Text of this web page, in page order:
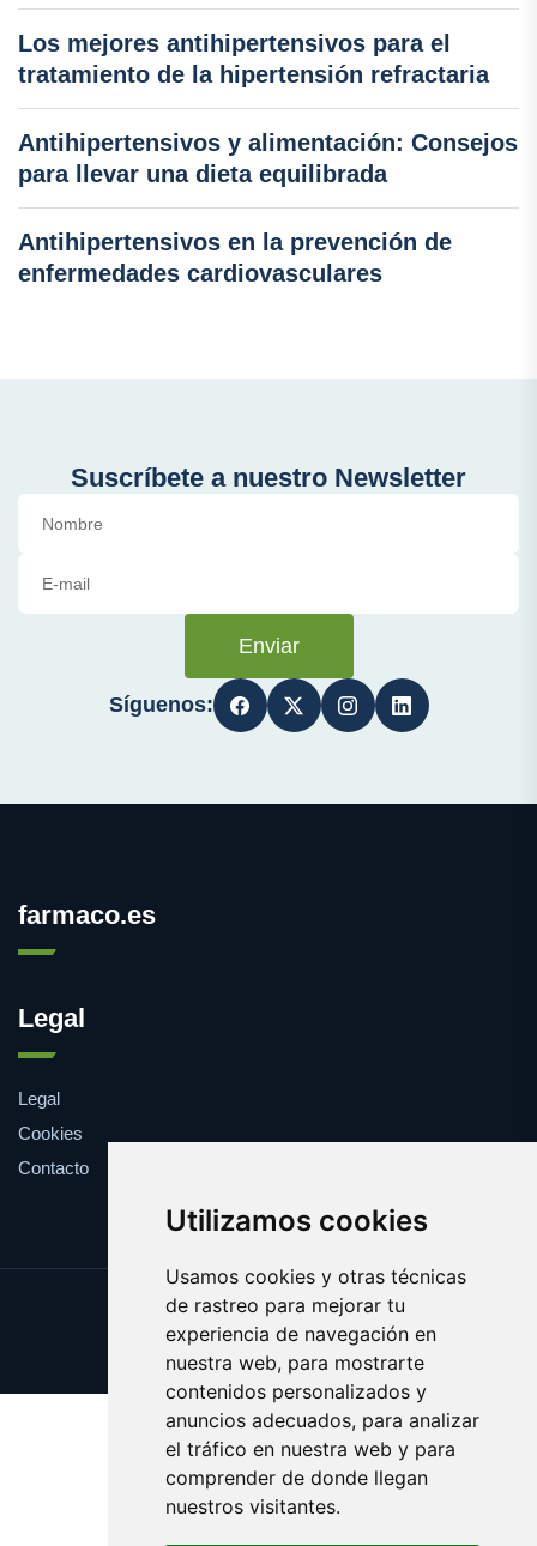
Utilizamos cookies
Usamos cookies y otras técnicas
de rastreo para mejorar tu
experiencia de navegación en
nuestra web, para mostrarte
contenidos personalizados y
anuncios adecuados, para analizar
el tráfico en nuestra web y para
comprender de donde llegan
nuestros visitantes.
Los mejores antihipertensivos para el
tratamiento de la hipertensión refractaria
Antihipertensivos y alimentación: Consejos
para llevar una dieta equilibrada
Antihipertensivos en la prevención de
enfermedades cardiovasculares
Suscríbete a nuestro Newsletter
Enviar
Síguenos:
farmaco.es
Legal
Legal
Cookies
Contacto
Update cookies preferences
Copyright © 2025 farmaco.es